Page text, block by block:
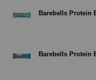
Barebells Protein
Barebells Protein